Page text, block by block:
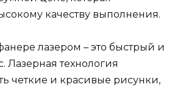
качеству выполнения.
лазером – это быстрый и
Лазерная технология
четкие и красивые рисунки,